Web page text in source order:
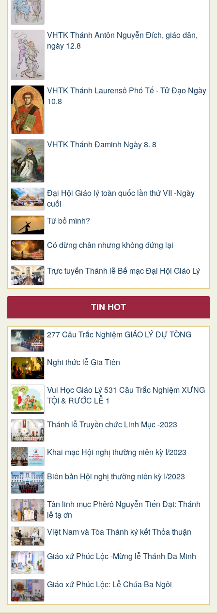
VHTK Thánh Antôn Nguyễn Ðích, giáo dân,
ngày 12.8
VHTK Thánh Laurensô Phó Tế - Tử Đạo Ngày
10.8
VHTK Thánh Đaminh Ngày 8. 8
Đại Hội Giáo lý toàn quốc lần thứ VII -Ngày
cuối
Từ bỏ mình?
Có dừng chân nhưng không đứng lại
Trực tuyến Thánh lễ Bế mạc Đại Hội Giáo Lý
TIN HOT
277 Câu Trắc Nghiệm GIÁO LÝ DỰ TÒNG
Nghi thức lễ Gia Tiên
Vui Học Giáo Lý 531 Câu Trắc Nghiệm XƯNG
TỘI & RƯỚC LỄ 1
Thánh lễ Truyền chức Linh Mục -2023
Khai mạc Hội nghị thường niên kỳ I/2023
Biên bản Hội nghị thường niên kỳ I/2023
Tân linh mục Phêrô Nguyễn Tiến Đạt: Thánh
lễ tạ ơn
Việt Nam và Tòa Thánh ký kết Thỏa thuận
Giáo xứ Phúc Lộc -Mừng lễ Thánh Đa Minh
Giáo xứ Phúc Lộc: Lễ Chúa Ba Ngôi